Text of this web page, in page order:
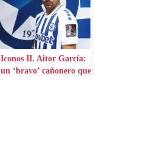
Iconos II. Aitor García:
un ‘bravo’ cañonero que